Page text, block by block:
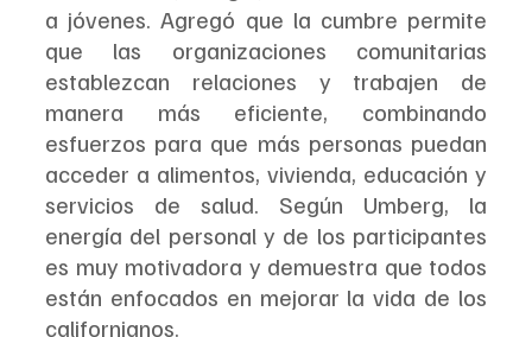
a jóvenes. Agregó que la cumbre permite
que las organizaciones comunitarias
establezcan relaciones y trabajen de
manera más eficiente, combinando
esfuerzos para que más personas puedan
acceder a alimentos, vivienda, educación y
servicios de salud. Según Umberg, la
energía del personal y de los participantes
es muy motivadora y demuestra que todos
están enfocados en mejorar la vida de los
californianos.